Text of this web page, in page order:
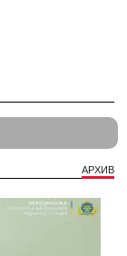
АРХИВ